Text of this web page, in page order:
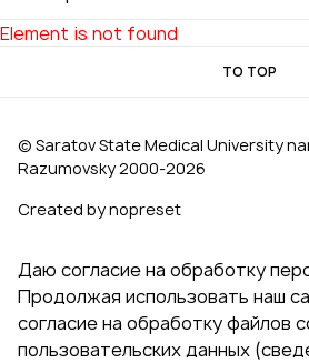
Element is not found
TO TOP
© Saratov State Medical University
Razumovsky 2000‑2026
Created by nopreset
Даю согласие на обработку
Продолжая использовать наш
согласие на обработку файлов
пользовательских данных